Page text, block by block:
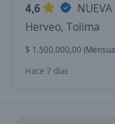
4,6
NUEVA
Herveo, Tolima
$ 1.500.000,00
Hace 7 días